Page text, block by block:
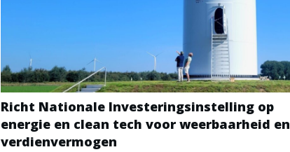
Richt Nationale Investeringsinstelling op
energie en clean tech voor weerbaarheid en
verdienvermogen